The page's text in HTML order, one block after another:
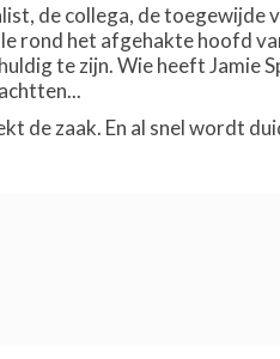
de collega, de
rond het afgehakte hoofd
te zijn. Wie heeft Jamie
de zaak. En al snel wordt